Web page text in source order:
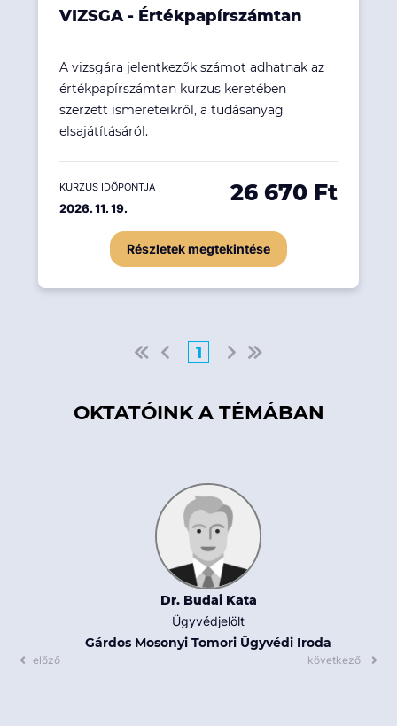
VIZSGA - Értékpapírszámtan
A vizsgára jelentkezők számot adhatnak az
értékpapírszámtan kurzus keretében
szerzett ismereteikről, a tudásanyag
elsajátításáról.
KURZUS IDŐPONTJA
2026. 11. 19.
26 670 Ft
Részletek megtekintése
1
OKTATÓINK A TÉMÁBAN
Dr. Budai Kata
Ügyvédjelölt
Gárdos Mosonyi Tomori Ügyvédi Iroda
előző következő